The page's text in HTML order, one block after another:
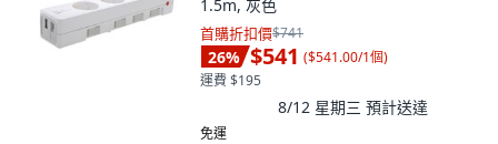
1.5m, 灰色
首購折扣價$741
26% $541 ($541.00/1個)
運費 $195
8/12 星期三 預計送達
免運